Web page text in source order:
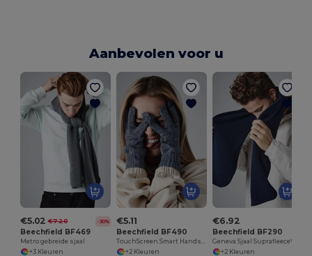
Aanbevolen voor u
€5.02 €7.20 -30%
Beechfield BF469
Metro gebreide sjaal
+3 Kleuren
€5.11
Beechfield BF490
TouchScreen Smart Handschoenen
+2 Kleuren
€6.92
Beechfield BF290
Geneva Sjaal Suprafleece™
+2 Kleuren